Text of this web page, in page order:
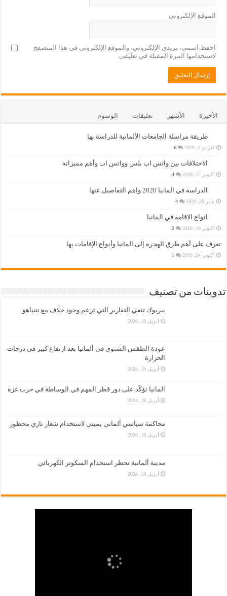
الموقع الإلكتروني
احفظ اسمي، بريدي الإلكتروني، والموقع الإلكتروني في هذا المتصفح
لاستخدامها المرة المقبلة في تعليقي.
الأخيرة الأشهر تعليقات الوسوم
طريقة مراسلة الجامعات الألمانية للدراسة بها
فبراير 5, 2020 6
الاختلافات بين واتس اب بلس وواتس اب وأهم مميزاته
أكتوبر 27, 2019 4
الدراسة في المانيا 2020 واهم التفاصيل عنها
يناير 28, 2020 4
انواع الاقامة في المانيا
أكتوبر 10, 2019 2
تعرف على أهم طرق الهجرة إلى المانيا وأنواع الإقامات بها
أكتوبر 24, 2019 1
تدوينات من تصنيف
بيربوك تنفي التقارير التي تزعم وجود خلاف مع نتنياهو
أبريل 19, 2024
عودة الطقس الشتوي في ألمانيا بعد ارتفاع كبير في درجات
الحرارة
أبريل 19, 2024
المانيا تؤكّد على دور قطر المهم في الوساطة في حرب غزة
أبريل 19, 2024
محاكمة سياسي ألماني يميني لاستخدام شعار نازي محظور
أبريل 18, 2024
مدينة ألمانية تحظر استخدام السكوتر الكهربائي
أبريل 18, 2024